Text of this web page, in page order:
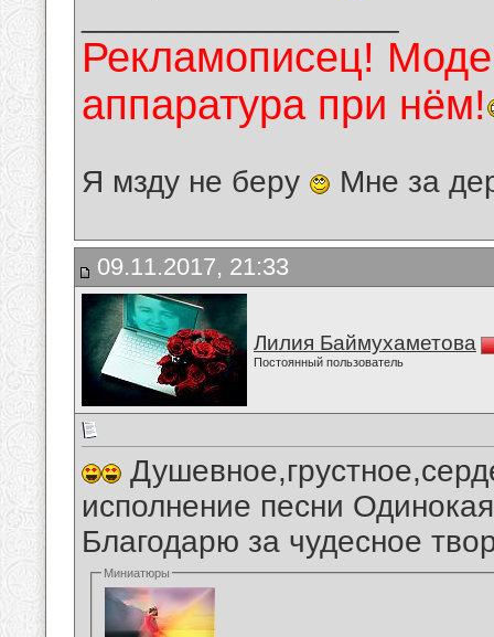
Рекламописец!
аппаратура при нём!
Я мзду не беру Мне за
09.11.2017, 21:33
Лилия Баймухаметова
Постоянный пользователь
исполнение песни
Благодарю за чудесное
Миниатюры